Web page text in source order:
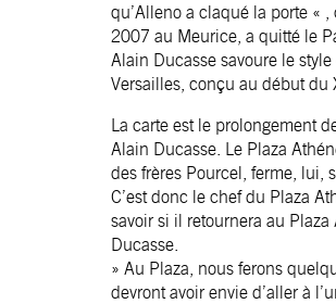
qu’Alleno a claqué la porte «
2007 au Meurice, a quitté le
Alain Ducasse savoure le
Versailles, conçu au début du
La carte est le prolongement
Alain Ducasse. Le Plaza
des frères Pourcel, ferme, lui,
C’est donc le chef du Plaza
savoir si il retournera au
Ducasse.
» Au Plaza, nous ferons
devront avoir envie d’aller à